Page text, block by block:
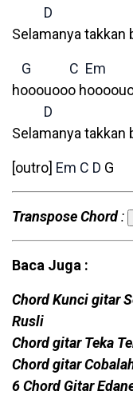
D
Selamanya takkan
G C Em
hooouooo
D
Selamanya takkan
[outro] Em C D G
Transpose Chord:
Baca Juga :
Chord Kunci gitar
Rusli
Chord gitar Teka
Chord gitar
6 Chord Gitar